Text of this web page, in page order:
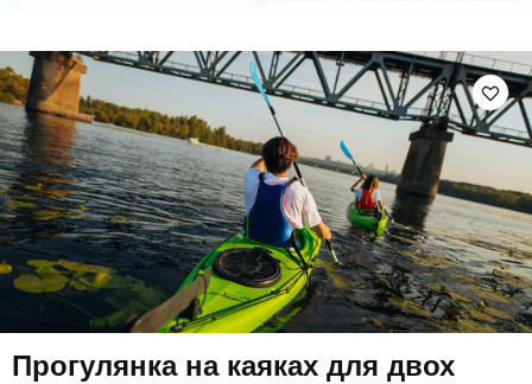
Прогулянка на каяках для двох